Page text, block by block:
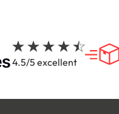
4.5/5 excellent